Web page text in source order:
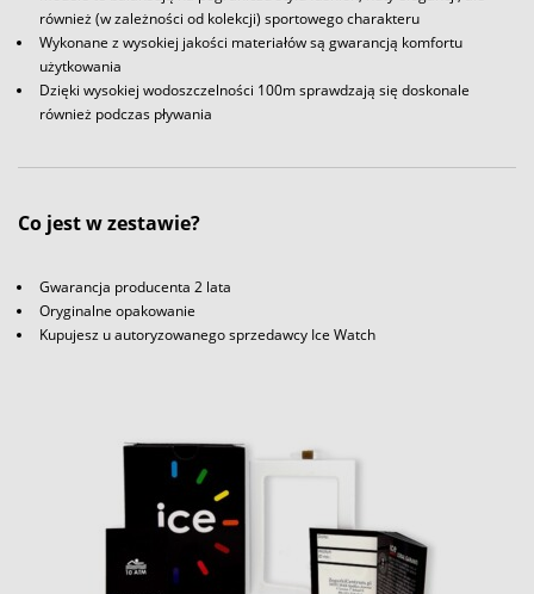
również (w zależności od kolekcji) sportowego charakteru
Wykonane z wysokiej jakości materiałów są gwarancją komfortu
użytkowania
Dzięki wysokiej wodoszczelności 100m sprawdzają się doskonale
również podczas pływania
Co jest w zestawie?
Gwarancja producenta 2 lata
Oryginalne opakowanie
Kupujesz u autoryzowanego sprzedawcy Ice Watch